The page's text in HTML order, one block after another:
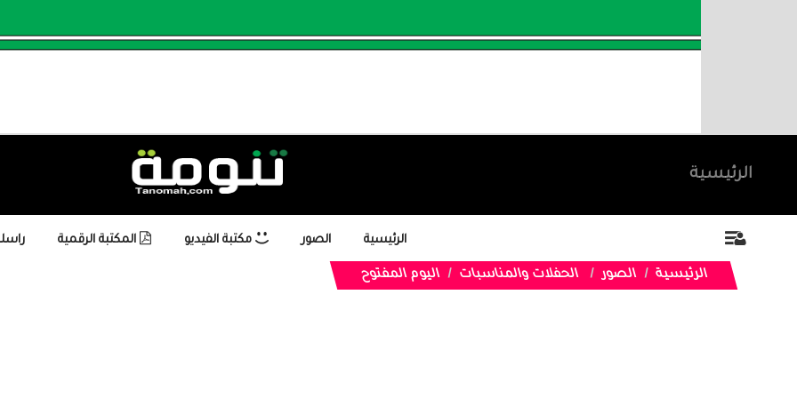
الرئيسية
الرئيسية الصور مكتبة الفيديو المكتبة الرقمية
الرئيسية الصور الحفلات والمناسبات اليوم المفتوح